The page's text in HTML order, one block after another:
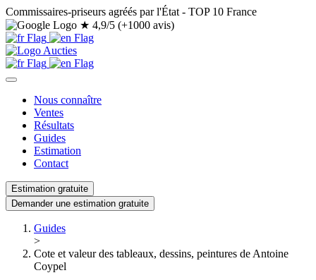
Commissaires-priseurs agréés par l'État - TOP 10 France
★ 4,9/5 (+1000 avis)
Nous connaître
Ventes
Résultats
Guides
Estimation
Contact
Estimation gratuite
Demander une estimation gratuite
Guides
>
Cote et valeur des tableaux, dessins, peintures de Antoine
Coypel